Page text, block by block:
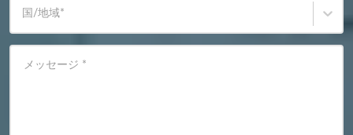
国/地域*
メッセージ *